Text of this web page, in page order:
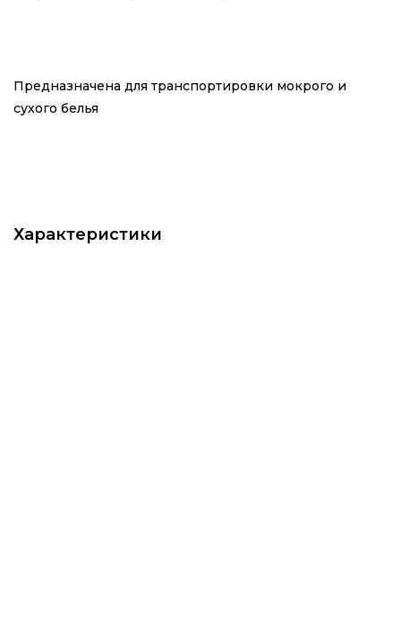
Предназначена для транспортировки мокрого и
сухого белья
Характеристики